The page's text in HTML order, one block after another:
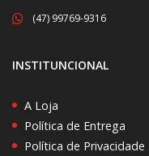
(47) 99769-9316
INSTITUNCIONAL
A Loja
Política de Entrega
Política de Privacidade